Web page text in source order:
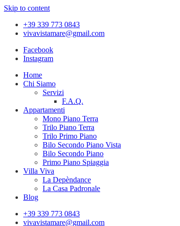
Skip to content
+39 339 773 0843
vivavistamare@gmail.com
Facebook
Instagram
Home
Chi Siamo
Servizi
F.A.Q.
Appartamenti
Mono Piano Terra
Trilo Piano Terra
Trilo Primo Piano
Bilo Secondo Piano Vista
Bilo Secondo Piano
Primo Piano Spiaggia
Villa Viva
La Depèndance
La Casa Padronale
Blog
+39 339 773 0843
vivavistamare@gmail.com